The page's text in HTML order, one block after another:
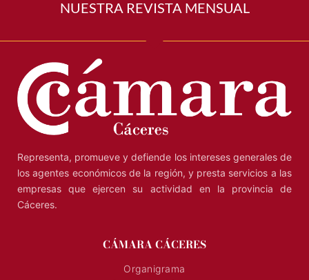
Representa, promueve y defiende los intereses generales de
los agentes económicos de la región, y presta servicios a las
CÁMARA CÁCERES